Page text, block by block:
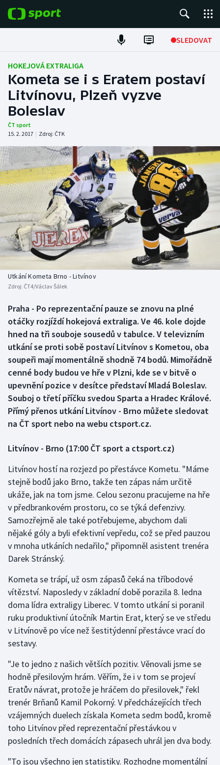
SLEDOVAT
Fotbal
Hokej
Tenis
Atletika
Cyklistika
DALŠÍ SPORTY
Americký fotbal
Baseball a softbal
Basketbal
Biatlon
Box
Curling
Dostihy
Florbal
Futsal
Gymnastika
Házená
Jezdectví
Judo
Krasobruslení
Lezení
Lyže a snowboard
Moderní pětiboj
Olympijské hry
Parasport
Plavání
NEPŘEHLÉDNĚTE
Soutěže
Historické návraty
Aplikace ČT sport
HOKEJOVÁ EXTRALIGA
Kometa se i s Eratem postaví
Litvínovu, Plzeň vyzve
Boleslav
ČT sport
15. 2. 2017 | Zdroj: ČTK
Utkání Kometa Brno - Litvínov
Zdroj: ČT4/Václav Šálek
Praha - Po reprezentační pauze se znovu na plné
otáčky rozjíždí hokejová extraliga. Ve 46. kole dojde
hned na tři souboje sousedů v tabulce. V televizním
utkání se proti sobě postaví Litvínov s Kometou, oba
soupeři mají momentálně shodně 74 bodů. Mimořádně
cenné body budou ve hře v Plzni, kde se v bitvě o
upevnění pozice v desítce představí Mladá Boleslav.
Souboj o třetí příčku svedou Sparta a Hradec Králové.
Přímý přenos utkání Litvínov - Brno můžete sledovat
na ČT sport nebo na webu ctsport.cz.
Litvínov - Brno (17:00 ČT sport a ctsport.cz)
Litvínov hostí na rozjezd po přestávce Kometu. "Máme
stejně bodů jako Brno, takže ten zápas nám určitě
ukáže, jak na tom jsme. Celou sezonu pracujeme na hře
v předbrankovém prostoru, co se týká defenzivy.
Samozřejmě ale také potřebujeme, abychom dali
nějaké góly a byli efektivní vepředu, což se před pauzou
v mnoha utkáních nedařilo," připomněl asistent trenéra
Darek Stránský.
Kometa se trápí, už osm zápasů čeká na tříbodové
vítězství. Naposledy v základní době porazila 8. ledna
doma lídra extraligy Liberec. V tomto utkání si poranil
ruku produktivní útočník Martin Erat, který se ve středu
v Litvínově po více než šestitýdenní přestávce vrací do
sestavy.
"Je to jedno z našich větších pozitiv. Věnovali jsme se
hodně přesilovým hrám. Věřím, že i v tom se projeví
Eratův návrat, protože je hráčem do přesilovek," řekl
trenér Brňanů Kamil Pokorný. V předcházejících třech
vzájemných duelech získala Kometa sedm bodů, kromě
toho Litvínov před reprezentační přestávkou v
posledních třech domácích zápasech uhrál jen dva body.
"To jsou všechno jen statistiky. Rozhodne momentální